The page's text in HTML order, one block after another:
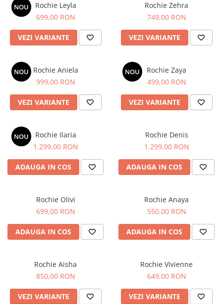
NOU
Rochie Leyla
699,00 RON
VEZI VARIANTE
Rochie Zehra
749,00 RON
VEZI VARIANTE
NOU
Rochie Aniela
999,00 RON
VEZI VARIANTE
NOU
Rochie Zaya
499,00 RON
VEZI VARIANTE
NOU
Rochie Ilaria
1.299,00 RON
ADAUGA IN COS
Rochie Denis
1.299,00 RON
ADAUGA IN COS
Rochie Olivi
699,00 RON
ADAUGA IN COS
Rochie Anaya
550,00 RON
ADAUGA IN COS
Rochie Aisha
850,00 RON
VEZI VARIANTE
Rochie Vivienne
649,00 RON
VEZI VARIANTE